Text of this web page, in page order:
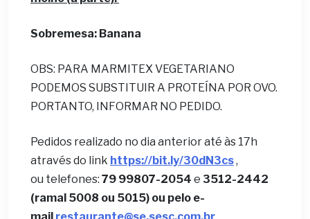
Sobremesa: Banana
OBS: PARA MARMITEX VEGETARIANO
PODEMOS SUBSTITUIR A PROTEÍNA POR OVO.
PORTANTO, INFORMAR NO PEDIDO.
Pedidos realizado no dia anterior até às 17h
através do link https://bit.ly/30dN3cs,
ou telefones: 79 99807-2054 e 3512-2442
(ramal 5008 ou 5015) ou pelo e-